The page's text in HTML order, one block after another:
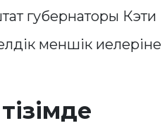
губернаторы Кэти
меншік иелеріне